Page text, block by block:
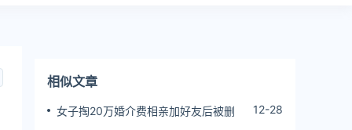
相似文章
女子掏20万婚介费相亲加好友后被删 12-28